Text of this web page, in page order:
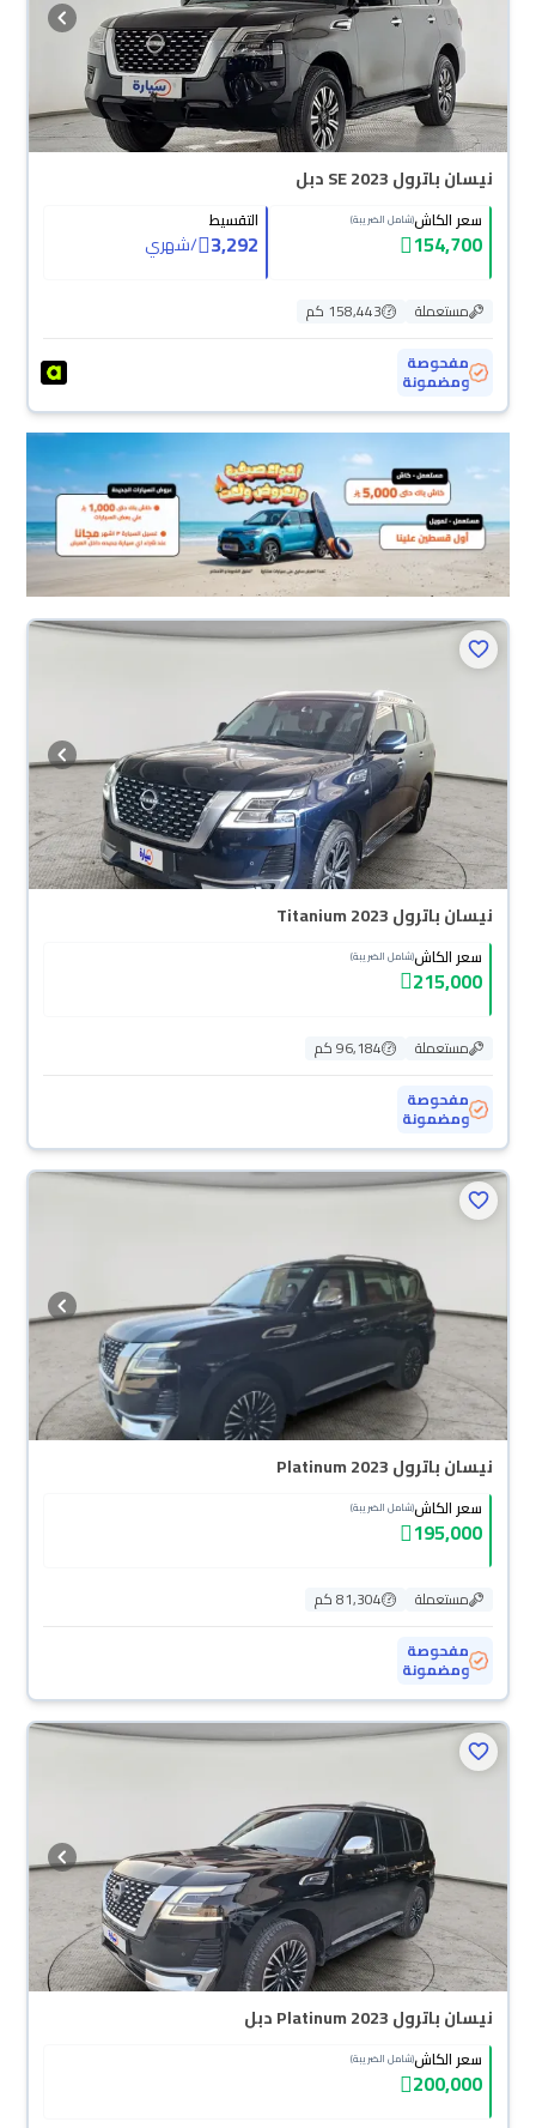
نيسان باترول SE 2023 دبل
سعر الكاش(شامل الضريبة)
154,700
التقسيط
3,292
/شهري
مستعملة
158,443 كم
مفحوصة
ومضمونة
نيسان باترول Titanium 2023
سعر الكاش(شامل الضريبة)
215,000
مستعملة
96,184 كم
مفحوصة
ومضمونة
نيسان باترول Platinum 2023
سعر الكاش(شامل الضريبة)
195,000
مستعملة
81,304 كم
مفحوصة
ومضمونة
نيسان باترول Platinum 2023 دبل
سعر الكاش(شامل الضريبة)
200,000